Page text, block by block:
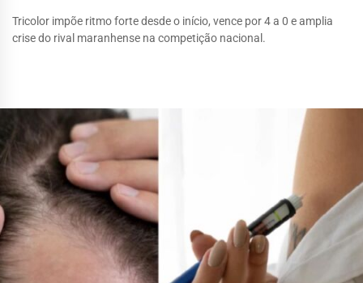
Tricolor impõe ritmo forte desde o início, vence por 4 a 0 e amplia
crise do rival maranhense na competição nacional.